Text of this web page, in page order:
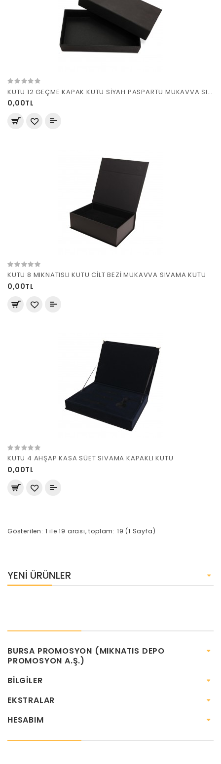
KUTU 12 GEÇME KAPAK KUTU SİYAH PASPARTU MUKAVVA SIVAMA
0,00TL
KUTU 8 MIKNATISLI KUTU CİLT BEZİ MUKAVVA SIVAMA KUTU
0,00TL
KUTU 4 AHŞAP KASA SÜET SIVAMA KAPAKLI KUTU
0,00TL
Gösterilen: 1 ile 19 arası, toplam: 19 (1 Sayfa)
YENI ÜRÜNLER
BURSA PROMOSYON (MIKNATIS DEPO
PROMOSYON A.Ş.)
BILGILER
EKSTRALAR
HESABIM